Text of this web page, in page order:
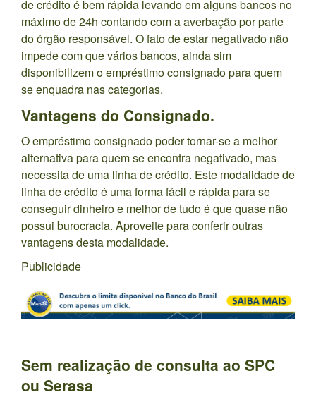
de crédito é bem rápida levando em alguns bancos no
máximo de 24h contando com a averbação por parte
do órgão responsável. O fato de estar negativado não
impede com que vários bancos, ainda sim
disponibilizem o empréstimo consignado para quem
se enquadra nas categorias.
Vantagens do Consignado.
O empréstimo consignado poder tornar-se a melhor
alternativa para quem se encontra negativado, mas
necessita de uma linha de crédito. Este modalidade de
linha de crédito é uma forma fácil e rápida para se
conseguir dinheiro e melhor de tudo é que quase não
possui burocracia. Aproveite para conferir outras
vantagens desta modalidade.
Publicidade
Sem realização de consulta ao SPC
ou Serasa